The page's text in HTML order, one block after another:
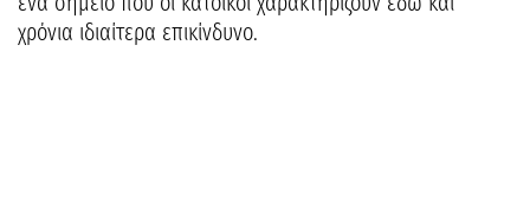
χρόνια ιδιαίτερα επικίνδυνο.